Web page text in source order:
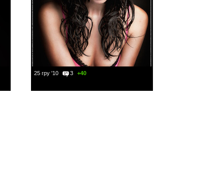
25 гру '10 3 +40